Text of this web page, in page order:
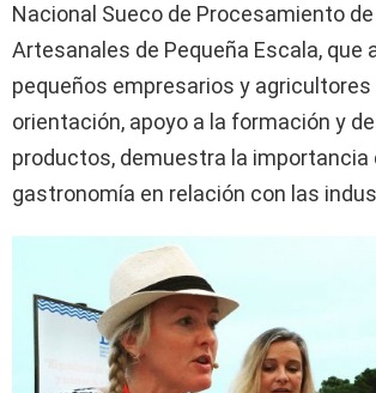
Nacional Sueco de Procesamiento
Artesanales de Pequeña Escala, que
pequeños empresarios y agricultores
orientación, apoyo a la formación y
productos, demuestra la importancia
gastronomía en relación con las